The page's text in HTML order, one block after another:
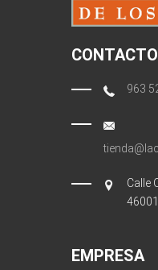
CONTACTO
963
Calle
EMPRESA